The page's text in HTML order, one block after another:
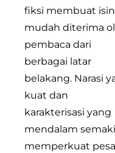
fiksi membuat
mudah diterima
pembaca dari
berbagai latar
belakang. Narasi
kuat dan
karakterisasi yang
mendalam
memperkuat